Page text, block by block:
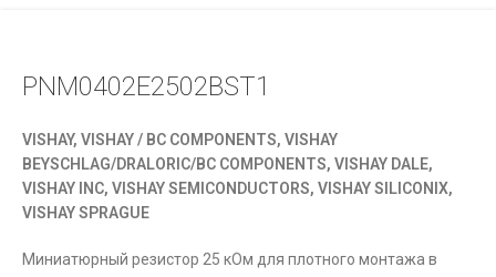
PNM0402E2502BST1
VISHAY, VISHAY / BC COMPONENTS, VISHAY
BEYSCHLAG/DRALORIC/BC COMPONENTS, VISHAY DALE,
VISHAY INC, VISHAY SEMICONDUCTORS, VISHAY SILICONIX,
VISHAY SPRAGUE
Миниатюрный резистор 25 кОм для плотного монтажа в